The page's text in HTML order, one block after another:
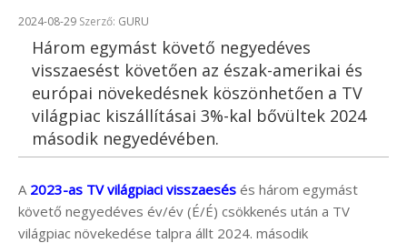
Beküldve:
2024-08-29 Szerző: GURU
Három egymást követő negyedéves
visszaesést követően az észak-amerikai és
európai növekedésnek köszönhetően a TV
világpiac kiszállításai 3%-kal bővültek 2024
második negyedévében.
A 2023-as TV világpiaci visszaesés és három egymást
követő negyedéves év/év (É/É) csökkenés után a TV
világpiac növekedése talpra állt 2024. második